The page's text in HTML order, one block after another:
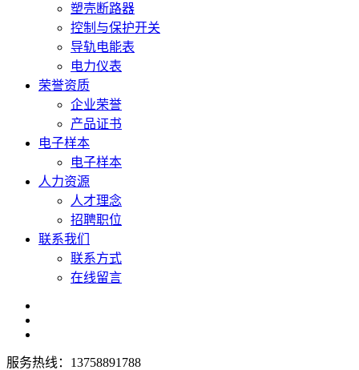
塑壳断路器
控制与保护开关
导轨电能表
电力仪表
荣誉资质
企业荣誉
产品证书
电子样本
电子样本
人力资源
人才理念
招聘职位
联系我们
联系方式
在线留言
服务热线：13758891788